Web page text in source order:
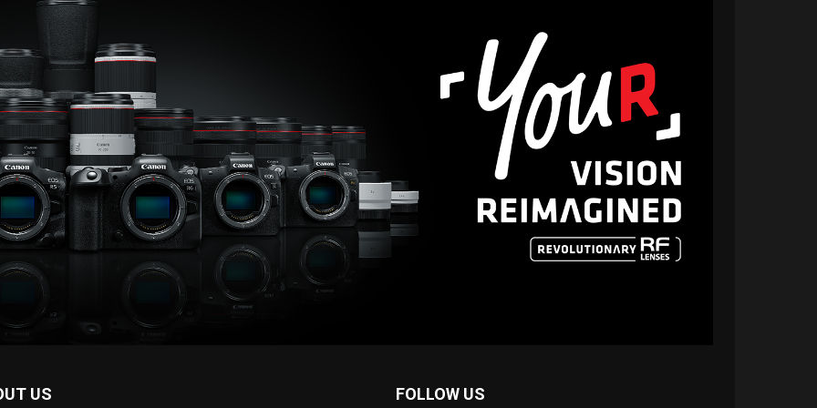
US FOLLOW US